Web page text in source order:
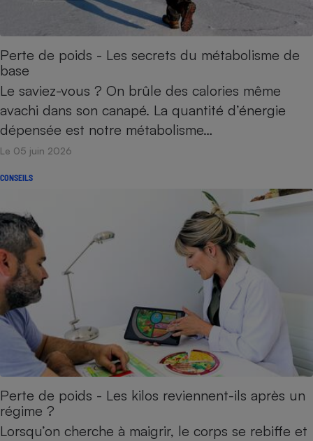
Perte de poids - Les secrets du métabolisme de
base
Le saviez-vous ? On brûle des calories même
avachi dans son canapé. La quantité d’énergie
dépensée est notre métabolisme…
Le 05 juin 2026
CONSEILS
Perte de poids - Les kilos reviennent-ils après un
régime ?
Lorsqu’on cherche à maigrir, le corps se rebiffe et